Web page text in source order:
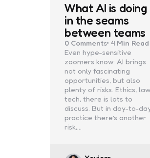
What AI is doing
in the seams
between teams
0 Comments 4 Min Read
Even hype-sensitive
zoomers know: AI brings
not only fascinating
opportunities, but also
plenty of risks. Ethics,
tech, there is lots to
discuss. But in day-to-
practice there’s another
risk,…